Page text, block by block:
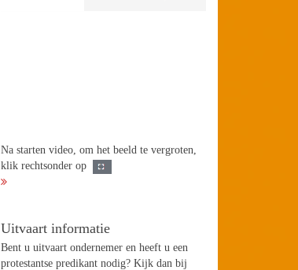
Na starten video, om het beeld te vergroten,
klik rechtsonder op
Uitvaart informatie
Bent u uitvaart ondernemer en heeft u een
protestantse predikant nodig? Kijk dan bij